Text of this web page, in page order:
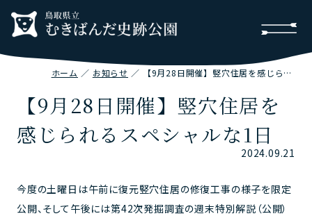
ホーム お知らせ 【9月28日開催】竪穴住居を感じられるスペシャルな1日
【9月28日開催】竪穴住居を
感じられるスペシャルな1日
2024.09.21
今度の土曜日は午前に復元竪穴住居の修復工事の様子を限定
公開、そして午後には第42次発掘調査の週末特別解説（公開）